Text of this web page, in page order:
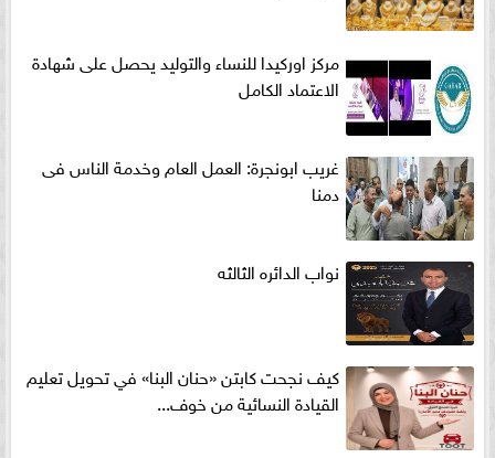
مركز اوركيدا للنساء والتوليد يحصل على شهادة
الاعتماد الكامل
غريب ابونجرة: العمل العام وخدمة الناس فى
دمنا
نواب الدائره الثالثه
كيف نجحت كابتن «حنان البنا» في تحويل تعليم
القيادة النسائية من خوف...